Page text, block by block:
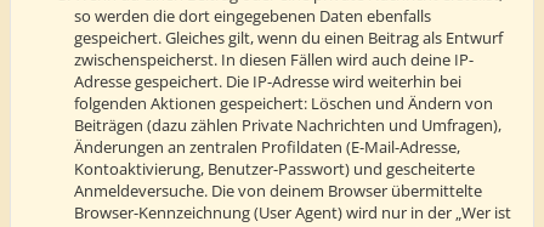
so werden die dort eingegebenen Daten ebenfalls
gespeichert. Gleiches gilt, wenn du einen Beitrag als Entwurf
zwischenspeicherst. In diesen Fällen wird auch deine IP-
Adresse gespeichert. Die IP-Adresse wird weiterhin bei
folgenden Aktionen gespeichert: Löschen und Ändern von
Beiträgen (dazu zählen Private Nachrichten und Umfragen),
Änderungen an zentralen Profildaten (E-Mail-Adresse,
Kontoaktivierung, Benutzer-Passwort) und gescheiterte
Anmeldeversuche. Die von deinem Browser übermittelte
Browser-Kennzeichnung (User Agent) wird nur in der „Wer ist